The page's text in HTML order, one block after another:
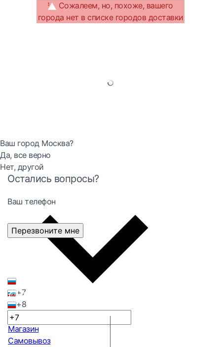
Сожалеем, но, похоже, вашего
города нет в списке городов доставки
Ваш город Москва?
Да, все верно
Нет, другой
Остались вопросы?
Ваш телефон
+7
+8
Перезвоните мне
Магазин
Самовывоз